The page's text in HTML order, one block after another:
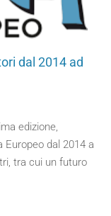
dal 2014 ad
edizione,
dal 2014 a
tra cui un futuro